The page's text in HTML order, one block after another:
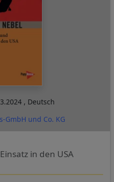
, Deutsch
GmbH und Co. KG
in den USA